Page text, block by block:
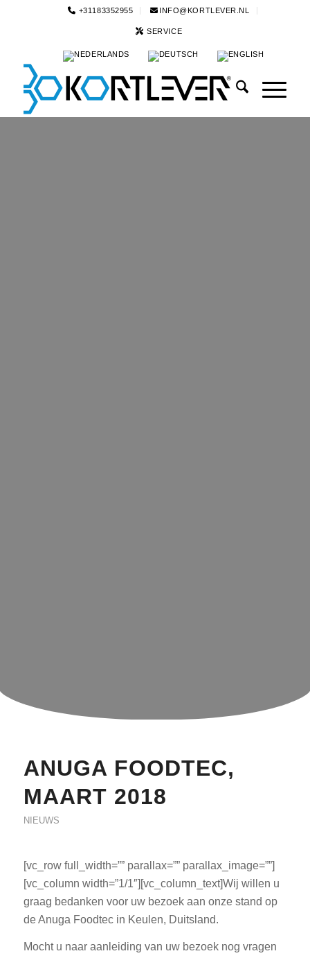
+31183352955 INFO@KORTLEVER.NL
SERVICE
ANUGA FOODTEC,
MAART 2018
NIEUWS
[vc_row full_width=”” parallax=”” parallax_image=””]
[vc_column width=”1/1″][vc_column_text]Wij willen u
graag bedanken voor uw bezoek aan onze stand op
de Anuga Foodtec in Keulen, Duitsland.
Mocht u naar aanleiding van uw bezoek nog vragen